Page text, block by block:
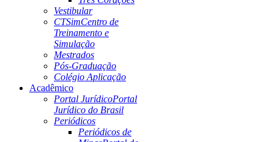
Vestibular
CTSimCentro de
Treinamento e
Simulação
Mestrados
Pós-Graduação
Colégio Aplicação
Acadêmico
Portal JurídicoPortal
Jurídico do Brasil
Periódicos
Periódicos de